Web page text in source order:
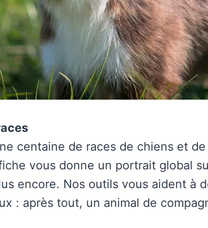
centaine de races de chiens et
vous donne un portrait global
encore. Nos outils vous aident à
: après tout, un animal de